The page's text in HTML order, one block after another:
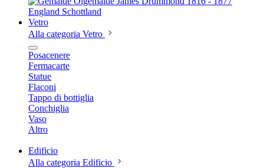
Vetro
Alla categoria Vetro
Posacenere
Fermacarte
Statue
Flaconi
Tappo di bottiglia
Conchiglia
Vaso
Altro
Edificio
Alla categoria Edificio